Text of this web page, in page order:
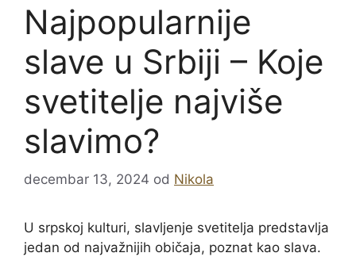
Najpopularnije
slave u Srbiji – Koje
svetitelje najviše
slavimo?
decembar 13, 2024 od Nikola
U srpskoj kulturi, slavljenje svetitelja predstavlja
jedan od najvažnijih običaja, poznat kao slava.